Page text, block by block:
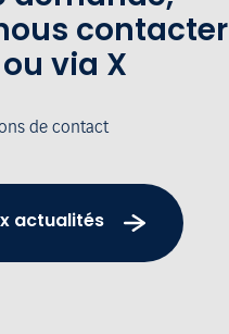
contacter
via X
de contact
actualités